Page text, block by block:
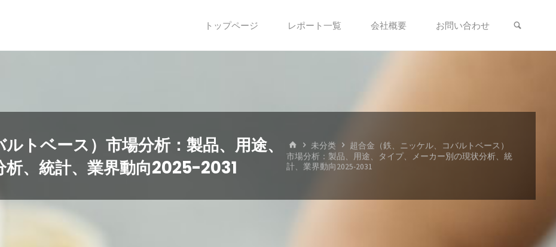
トップページ レポート一覧 会社概要 お問い合わせ
トベース）市場分析：製品、用途、
、統計、業界動向2025-2031
ホ
ー
ム
未分类
超合金（鉄、ニッケル、コバルトベース）
市場分析：製品、用途、タイプ、メーカー別の現状分析、統
計、業界動向2025-2031